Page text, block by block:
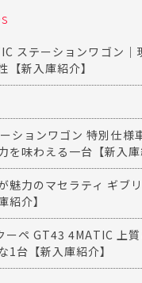
ステーションワゴン｜
【新入庫紹介】
ションワゴン 特別仕様
を味わえる一台【新入庫
魅力のマセラティ ギブ
紹介】
ーペ GT43 4MATIC 上
1台【新入庫紹介】